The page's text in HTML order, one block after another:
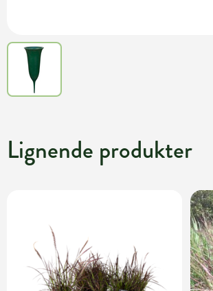
Lignende produkter